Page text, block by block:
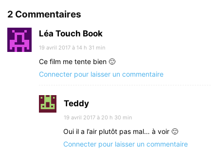
2 Commentaires
Léa Touch Book
19 avril 2017 à 14 h 31 min
Ce film me tente bien 🙂
Connecter pour laisser un commentaire
Teddy
19 avril 2017 à 20 h 30 min
Oui il a l’air plutôt pas mal… à voir 🙂
Connecter pour laisser un commentaire